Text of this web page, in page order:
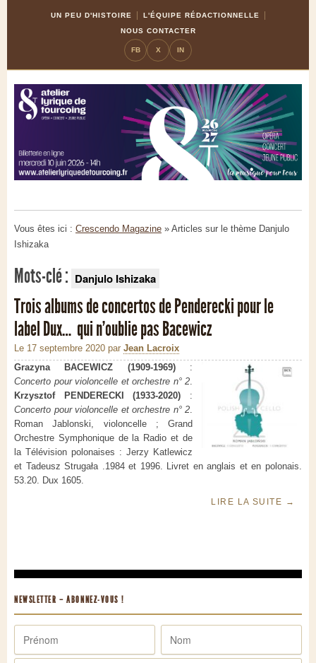
UN PEU D'HISTOIRE
L'ÉQUIPE RÉDACTIONNELLE
NOUS CONTACTER
FB X IN
Vous êtes ici : Crescendo Magazine » Articles sur le thème Danjulo
Ishizaka
Mots-clé : Danjulo Ishizaka
Trois albums de concertos de Penderecki pour le
label Dux… qui n’oublie pas Bacewicz
Le 17 septembre 2020 par Jean Lacroix
Grazyna BACEWICZ (1909-1969) :
Concerto pour violoncelle et orchestre n° 2.
Krzysztof PENDERECKI (1933-2020) :
Concerto pour violoncelle et orchestre n° 2.
Roman Jablonski, violoncelle ; Grand
Orchestre Symphonique de la Radio et de
la Télévision polonaises : Jerzy Katlewicz
et Tadeusz Strugała .1984 et 1996. Livret en anglais et en polonais.
53.20. Dux 1605.
LIRE LA SUITE →
NEWSLETTER – ABONNEZ-VOUS !